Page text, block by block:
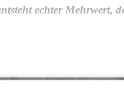
echter Mehrwert,